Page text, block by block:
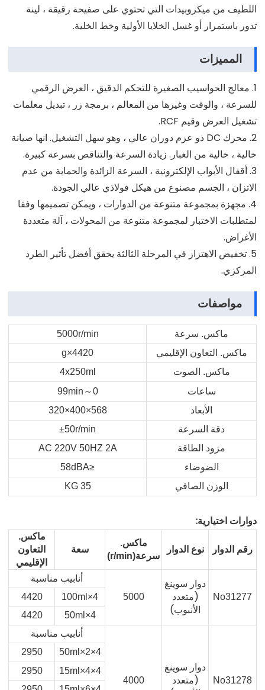
اللطيف من ميكروبيدات التي تحتوي على صفيحة رقيقة ، لينة
تدور باستمرار أو غسل الخلايا الأولية وخط الخلية.
المميزات
1. معالج الحواسيب الصغيرة للتحكم الدقيق ، العرض الرقمي
للسرعة ، والوقت وغيرها من المعالم ، برمجة زر ، تبديل معلمات
تشغيل العرض وقيم RCF.
2. محرك DC ذو عزم دوران عالي ، وهو سهل التشغيل. انها صيانة
خالية ، خالية من الغبار. زيادة السرعة والتناقص بسرعة كبيرة.
3. أقفال الأبواب الإلكترونية ، السرعة الزائدة والحماية من عدم
الاتزان ، الجسم مصنوع من هيكل فولاذي عالي الجودة.
4. مجهزة بمجموعة متنوعة من الدوارات ، ويمكن تصميمها وفقا
لمتطلبات الاختبار لمجموعة متنوعة من المحولات ، آلة متعددة
الأغراض.
5. تخفيض الاهتزاز في المرحلة الثالثة يحقق أفضل تأثير الطرد
المركزي.
مواصفات
ماكس. سرعة
5000r/min
ماكس. التعاون الإقليمي
4420×g
ماكس. الصوت
4x250ml
ساعات
0
～
99min
الأبعاد
568×400×320
دقة السرعة
±50r/min
مزود الطاقة
AC 220V 50HZ 2A
الضوضاء
≤58dBA
الوزن الصافي
35 KG
دوارات اختيارية:
رقم الدوار نوع الدوار
ماكس.
سرعة(r/min)
سعة
ماكس.
التعاون
الإقليمي
No31277
دوار سوينغ
(متعدد
الأنبوب)
5000
أنابيب مناسبة
4×100ml
4420
4×50ml
4420
No31278
دوار سوينغ
(متعدد
4000
أنابيب مناسبة
4×2×50ml
2950
4×4×15ml
2950